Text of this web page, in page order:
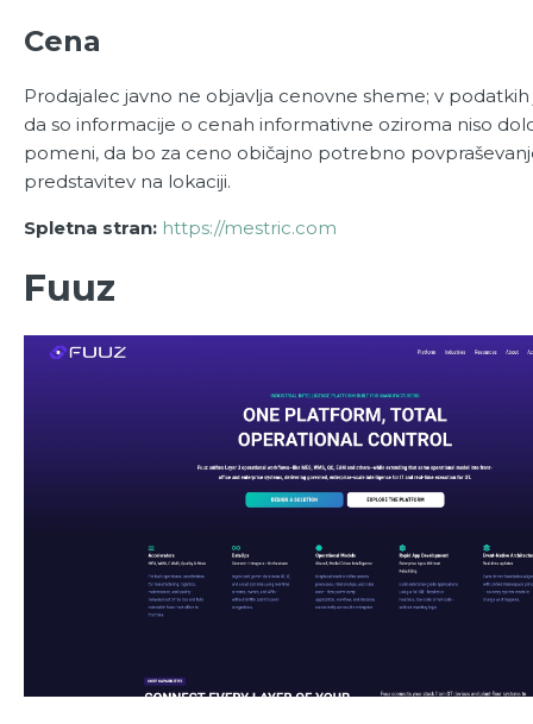
Cena
Prodajalec javno ne objavlja cenovne sheme; v
da so informacije o cenah informativne oziroma niso
pomeni, da bo za ceno običajno potrebno
predstavitev na lokaciji.
Spletna stran: https://mestric.com
Fuuz